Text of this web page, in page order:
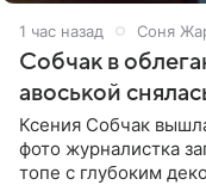
1 час назад Соня
Собчак в
авоськой
Ксения Собчак
фото журналистка
топе с глубоким